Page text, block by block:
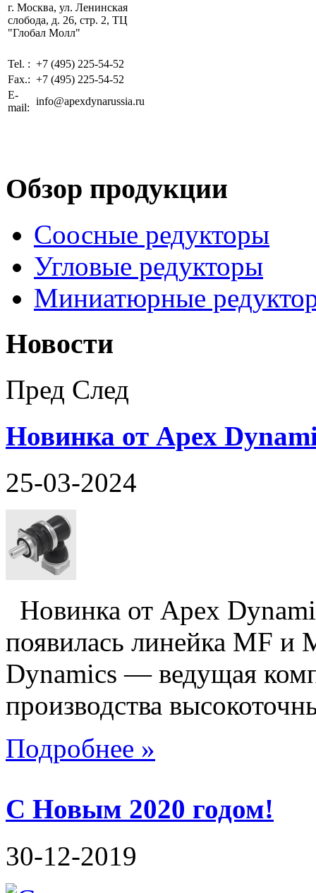
г. Москва, ул. Ленинская
слобода, д. 26, стр. 2, ТЦ
"Глобал Молл"
Tel. : +7 (495) 225-54-52
Fax.: +7 (495) 225-54-52
E-
mail:
info@apexdynarussia.ru
Обзор продукции
Соосные редукторы
Угловые редукторы
Миниатюрные
Новости
Пред След
Новинка от Apex
25-03-2024
Новинка от Apex
появилась линейка MF
Dynamics — ведущая
производства
Подробнее »
С Новым 2020 годом!
30-12-2019